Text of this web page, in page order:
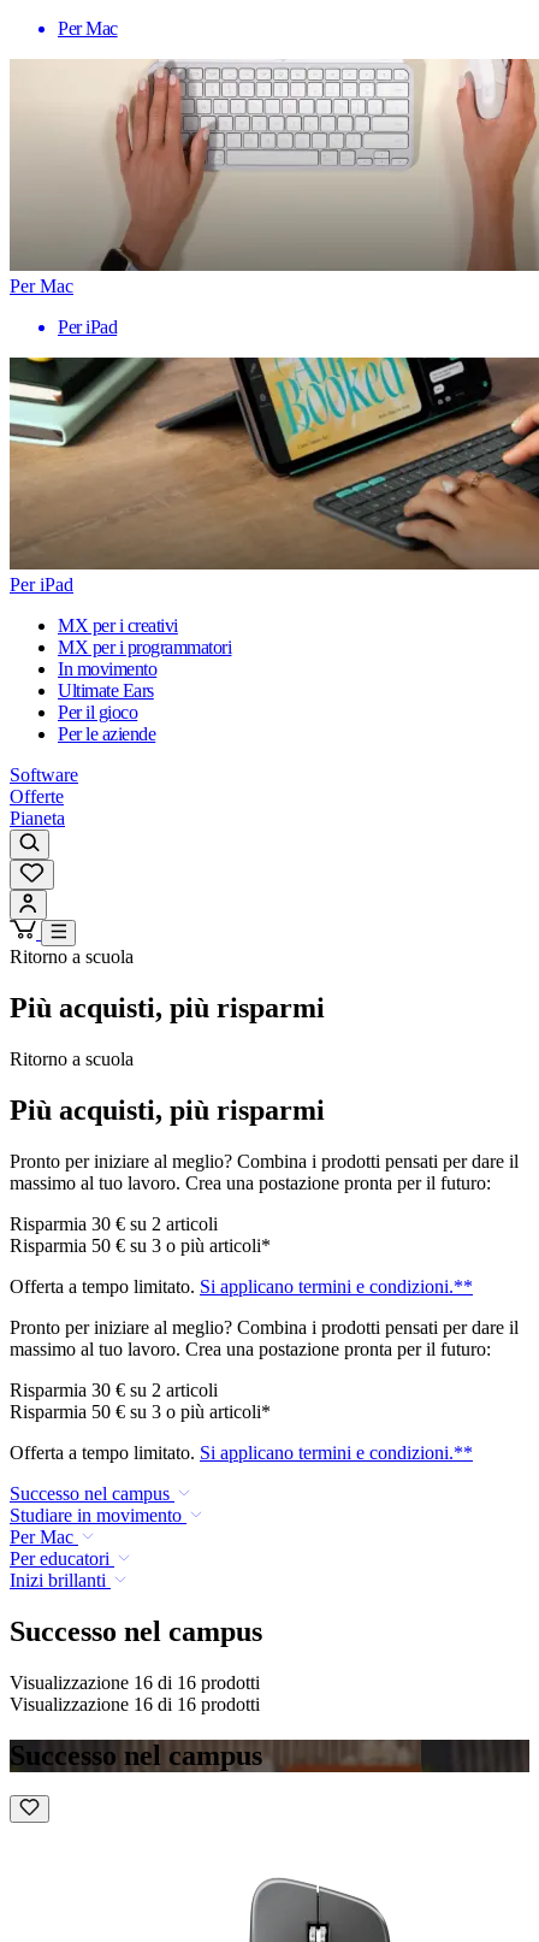
Per Mac
Per Mac
Per iPad
Per iPad
MX per i creativi
MX per i programmatori
In movimento
Ultimate Ears
Per il gioco
Per le aziende
Software
Offerte
Pianeta
Ritorno a scuola
Più acquisti, più risparmi
Ritorno a scuola
Più acquisti, più risparmi
Pronto per iniziare al meglio? Combina i prodotti pensati per dare il
massimo al tuo lavoro. Crea una postazione pronta per il futuro:
Risparmia 30 € su 2 articoli
Risparmia 50 € su 3 o più articoli*
Offerta a tempo limitato. Si applicano termini e condizioni.**
Pronto per iniziare al meglio? Combina i prodotti pensati per dare il
massimo al tuo lavoro. Crea una postazione pronta per il futuro:
Risparmia 30 € su 2 articoli
Risparmia 50 € su 3 o più articoli*
Offerta a tempo limitato. Si applicano termini e condizioni.**
Successo nel campus
Studiare in movimento
Per Mac
Per educatori
Inizi brillanti
Successo nel campus
Visualizzazione 16 di 16 prodotti
Visualizzazione 16 di 16 prodotti
Successo nel campus